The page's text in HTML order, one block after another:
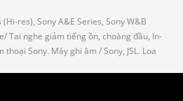
(Hi-res), Sony A&E Series, Sony W&B
/ Tai nghe giảm tiếng ồn, choàng đầu, In-
thoại Sony. Máy ghi âm / Sony, JSL. Loa